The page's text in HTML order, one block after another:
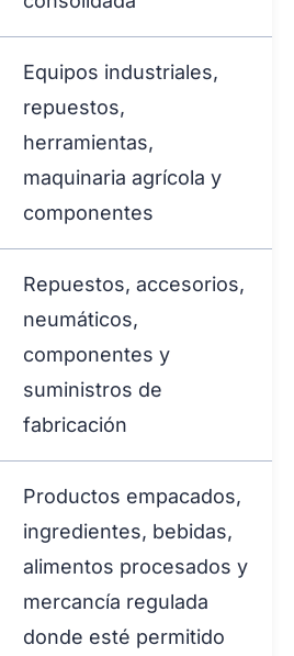
Equipos industriales,
repuestos,
herramientas,
maquinaria agrícola y
componentes
Repuestos, accesorios,
neumáticos,
componentes y
suministros de
fabricación
Productos empacados,
ingredientes, bebidas,
alimentos procesados y
mercancía regulada
donde esté permitido